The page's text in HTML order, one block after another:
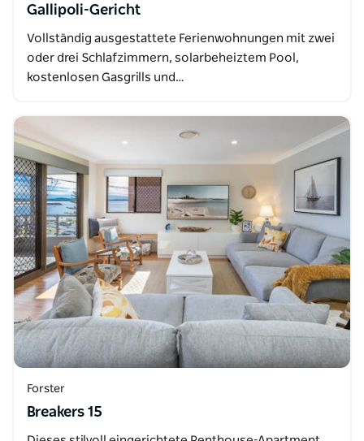
Gallipoli-Gericht
Vollständig ausgestattete Ferienwohnungen mit zwei
oder drei Schlafzimmern, solarbeheiztem Pool,
kostenlosen Gasgrills und…
Forster
Breakers 15